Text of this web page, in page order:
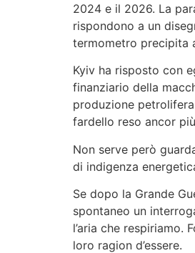
2024 e il 2026. La
rispondono a un
termometro precipita
Kyiv ha risposto con
finanziario della
produzione
fardello reso ancor
Non serve però
di indigenza
Se dopo la Grande
spontaneo un
l’aria che
loro ragion d’essere.